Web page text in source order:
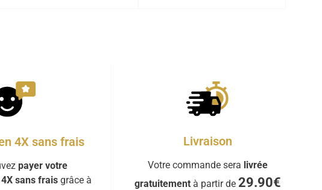
4X sans frais
payer votre
sans fraisgrâce à
Livraison
Votre commande sera livrée
gratuitementà partir de 29.90€